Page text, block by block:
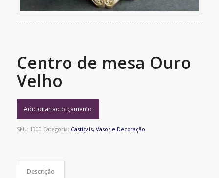
Centro de mesa Ouro
Velho
Adicionar ao orçamento
SKU: 1300 Categoria: Castiçais, Vasos e Decoração
Descrição